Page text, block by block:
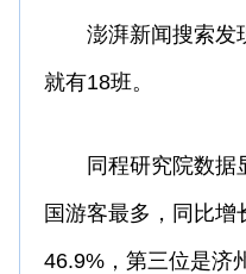
澎湃新闻搜索发现
就有18班。
同程研究院数据显
国游客最多，同比
46.9%，第三位是济